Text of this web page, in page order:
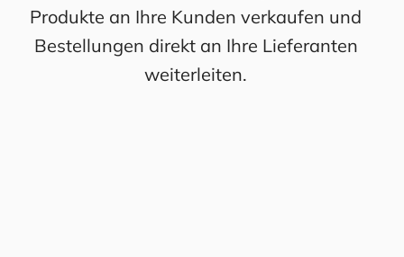
Produkte an Ihre Kunden verkaufen und
Bestellungen direkt an Ihre Lieferanten
weiterleiten.